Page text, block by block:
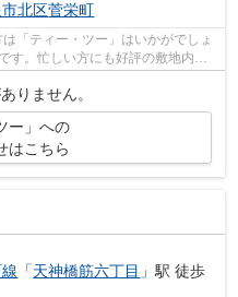
北区菅栄町
「ティー・ツー」はいかがでしょ
す。忙しい方にも好評の敷地内ご
りません。
ー」への
はこちら
「天神橋筋六丁目 」駅 徒歩